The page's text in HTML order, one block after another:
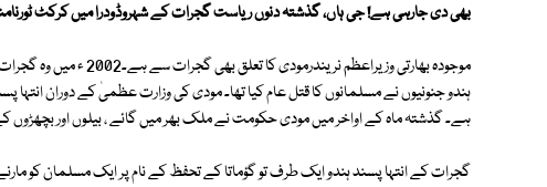
بھی دی جارہی ہے! جی ہاں، گذشتہ دنوں ریاست گجرات کے شہروڈودرا میں کرکٹ
موجودہ بھارتی وزیراعظم
ہندو جنونیوں نے مسلمانوں کا قتل عام کیا تھا۔ مودی کی وزارت عظمیٰ کے دوران
ہے۔ گذشتہ ماہ کے اواخر میں مودی حکومت نے ملک بھر میں گائے ، بیلوں اور بچھڑوں
گجرات کے انتہا پسند ہندو ایک طرف تو گؤماتا کے تحفظ کے نام پر ایک مسلمان کو